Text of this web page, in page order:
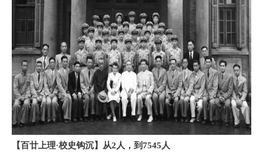
案馆馆藏档案中，有一份徐志摩在沪江大学求学期间的成绩单。这
是目前学校现存最早的一份学生成绩单，由时任校长魏馥兰于1918
年12月4日为正在留美的徐志摩出具。徐志摩的成绩单这份成绩单
清晰呈现了徐志摩在1915和1916两个学年18门课的成绩。1915学
年，徐志摩各科目的成绩分别为：英国文学89分、英语修辞和作文
92分、中国文学96分、中国历史97分、通史91分、基础物理85分、
平面和球面三角88分、公民93分。1916学年，徐志摩各科目的成绩
【百廿上理·校史钩沉】从2人，到7545人